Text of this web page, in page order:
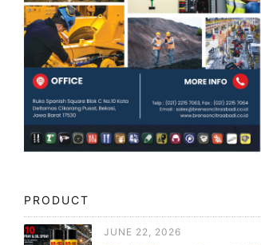
PRODUCT
JUNE 22, 2026